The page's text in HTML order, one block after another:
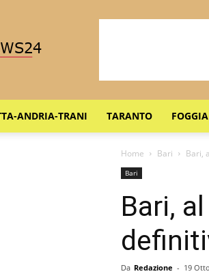
ANDRIA-TRANI TARANTO FOGGIA
Home Bari Bari,
Bari
Bari,
Da Redazione - 19